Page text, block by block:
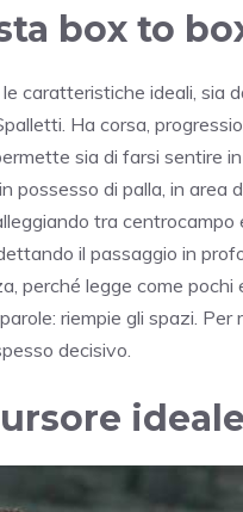
box to
caratteristiche ideali,
. Ha corsa,
sia di farsi sentire
possesso di palla, in
tra
il passaggio in
perché legge come pochi
riempie gli spazi.
decisivo.